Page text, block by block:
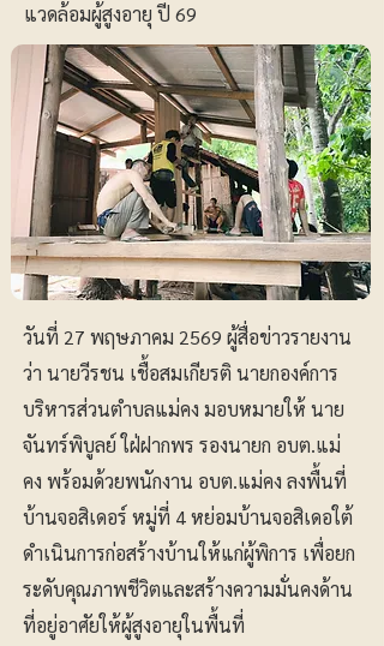
แวดล้อมผู้สูงอายุ ปี 69
วันที่ 27 พฤษภาคม 2569 ผู้สื่อข่าวรายงาน
ว่า นายวีรชน เชื้อสมเกียรติ นายกองค์การ
บริหารส่วนตำบลแม่คง มอบหมายให้ นาย
จันทร์พิบูลย์ ใฝ่ฝากพร รองนายก อบต.แม่
คง พร้อมด้วยพนักงาน อบต.แม่คง ลงพื้นที่
บ้านจอสิเดอร์ หมู่ที่ 4 หย่อมบ้านจอสิเดอใต้
ดำเนินการก่อสร้างบ้านให้แก่ผู้พิการ เพื่อยก
ระดับคุณภาพชีวิตและสร้างความมั่นคงด้าน
ที่อยู่อาศัยให้ผู้สูงอายุในพื้นที่